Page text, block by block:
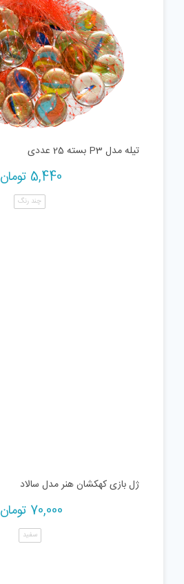
تیله مدل P3 بسته 25 عددی
5,440 تومان
چند رنگ
ژل بازی کهکشان هنر مدل سالاد
70,000 تومان
سفید